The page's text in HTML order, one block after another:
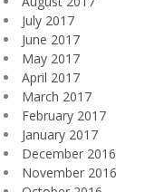
July 2017
June 2017
May 2017
April 2017
March 2017
February 2017
January 2017
December 2016
November 2016